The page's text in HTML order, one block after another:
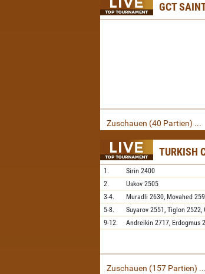
GCT
Zuschauen (40 Partien) ...
TURKISH
1. Sirin 2400
2.
Uskov 2505
3-4.
Muradli 2630, Movahed
5-8.
Suyarov 2551,Tiglon 2522,
9-12.
Andreikin 2717, Erdogmus
Zuschauen (157 Partien) ...